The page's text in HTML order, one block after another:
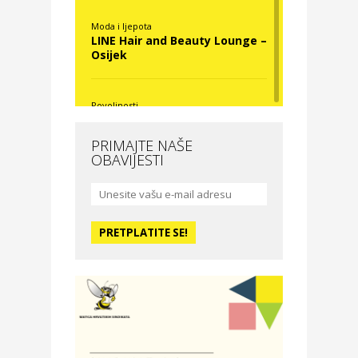
Moda i ljepota
LINE Hair and Beauty Lounge –
Osijek
Povoljnosti
Moda i ljepota
studio – Osijek
Zdravlje i osiguranje
PRIMAJTE NAŠE
OBAVIJESTI